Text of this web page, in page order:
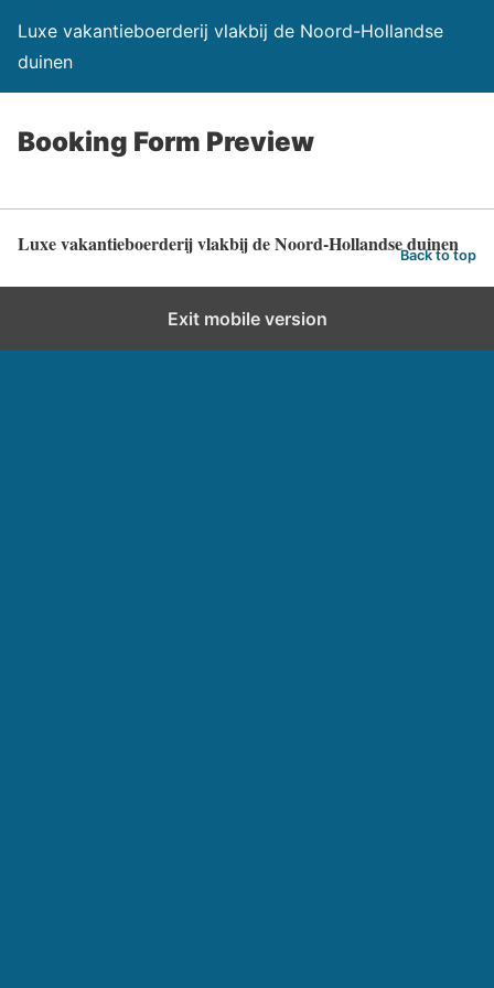
Luxe vakantieboerderij vlakbij de Noord-Hollandse
duinen
Booking Form Preview
Luxe vakantieboerderij vlakbij de Noord-Hollandse duinen
Back to top
Exit mobile version